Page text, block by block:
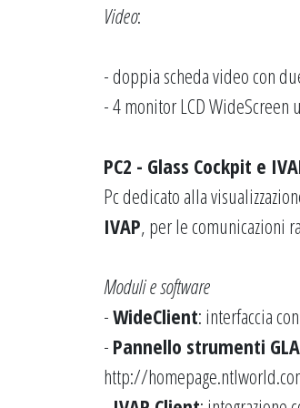
Video:
- doppia scheda video con
- 4 monitor LCD WideScreen
PC2 - Glass Cockpit e
Pc dedicato alla
IVAP, per le comunicazioni
Moduli e software
-WideClient: interfaccia
- Pannello strumenti
http://